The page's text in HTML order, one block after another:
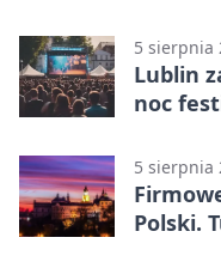
5 sierpnia
Lublin
noc
5 sierpnia
Polski.